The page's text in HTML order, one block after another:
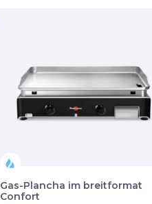
Gas-Plancha im breitformat
Confort